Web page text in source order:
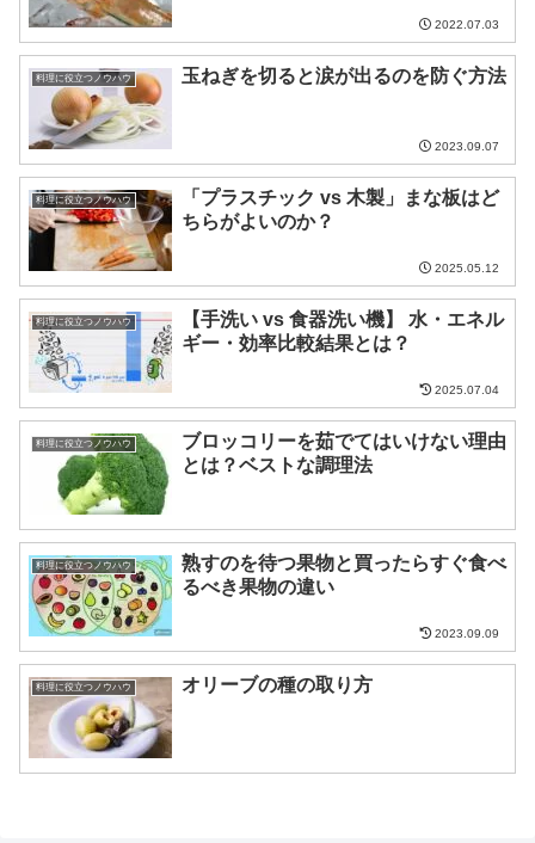
2022.07.03
料理に役立つノウハウ 玉ねぎを切ると涙が出るのを防ぐ方法
2023.09.07
料理に役立つノウハウ
「プラスチック vs 木製」まな板はど
ちらがよいのか？
2025.05.12
料理に役立つノウハウ
【手洗い vs 食器洗い機】 水・エネル
ギー・効率比較結果とは？
2025.07.04
料理に役立つノウハウ
ブロッコリーを茹でてはいけない理由
とは？ベストな調理法
料理に役立つノウハウ
熟すのを待つ果物と買ったらすぐ食べ
るべき果物の違い
2023.09.09
料理に役立つノウハウ オリーブの種の取り方